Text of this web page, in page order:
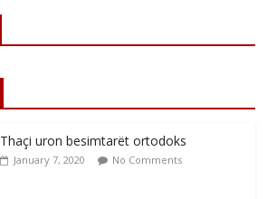
Thaçi uron besimtarët ortodoks
January 7, 2020 No Comments